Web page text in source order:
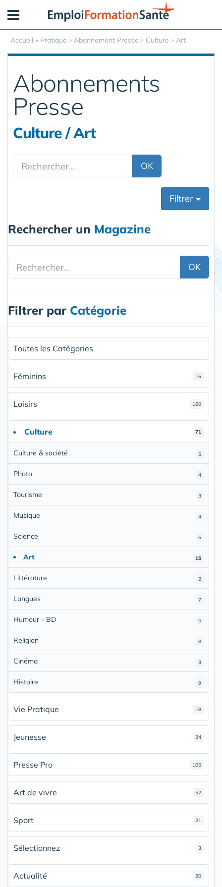
Accueil » Pratique » Abonnement Presse » Culture » Art
Abonnements
Presse
Culture / Art
OK
Filtrer
Rechercher un Magazine
OK
Filtrer par Catégorie
Toutes les Catégories
Féminins 16
Loisirs 160
Culture 71
Culture & société 5
Photo 4
Tourisme 3
Musique 4
Science 6
Art 15
Littérature 2
Langues 7
Humour - BD 5
Religion 8
Cinéma 3
Histoire 9
Vie Pratique 18
Jeunesse 24
Presse Pro 105
Art de vivre 52
Sport 21
Sélectionnez 3
Actualité 20